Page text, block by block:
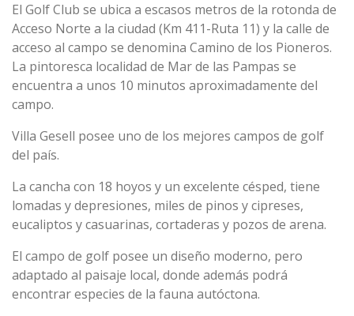
El Golf Club se ubica a escasos metros de la rotonda de
Acceso Norte a la ciudad (Km 411-Ruta 11) y la calle de
acceso al campo se denomina Camino de los Pioneros.
La pintoresca localidad de Mar de las Pampas se
encuentra a unos 10 minutos aproximadamente del
campo.
Villa Gesell posee uno de los mejores campos de golf
del país.
La cancha con 18 hoyos y un excelente césped, tiene
lomadas y depresiones, miles de pinos y cipreses,
eucaliptos y casuarinas, cortaderas y pozos de arena.
El campo de golf posee un diseño moderno, pero
adaptado al paisaje local, donde además podrá
encontrar especies de la fauna autóctona.